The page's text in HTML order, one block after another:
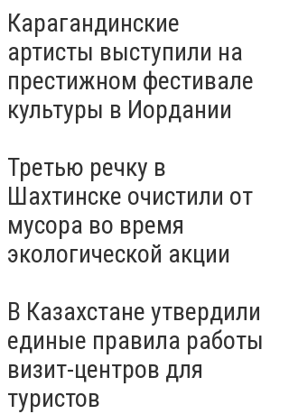
Карагандинские
артисты выступили на
престижном фестивале
культуры в Иордании
Третью речку в
Шахтинске очистили от
мусора во время
экологической акции
В Казахстане утвердили
единые правила работы
визит-центров для
туристов